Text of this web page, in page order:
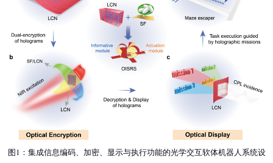
图1：集成信息编码、加密、显示与执行功能的光学交互软体机器人系统设